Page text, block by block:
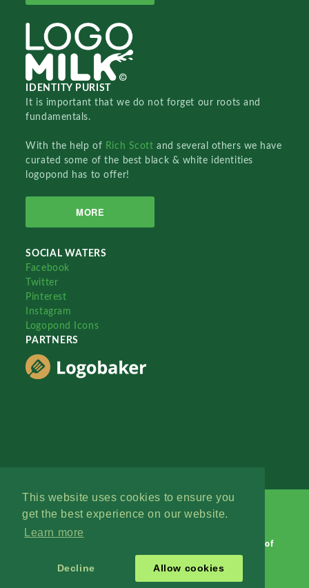
This website uses cookies to ensure you
get the best experience on our website.
Learn more
Decline Allow cookies
IDENTITY PURIST
It is important that we do not forget our roots and
fundamentals.
With the help of Rich Scottand several others we have
curated some of the best black & white identities
logopond has to offer!
MORE
SOCIAL WATERS
Facebook
Twitter
Pinterest
Instagram
Logopond Icons
PARTNERS
Terms of